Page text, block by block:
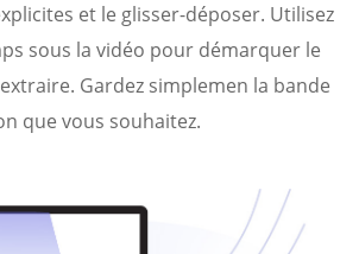
et le glisser-déposer. Utilisez
sous la vidéo pour démarquer le
Gardez simplemen la bande
que vous souhaitez.